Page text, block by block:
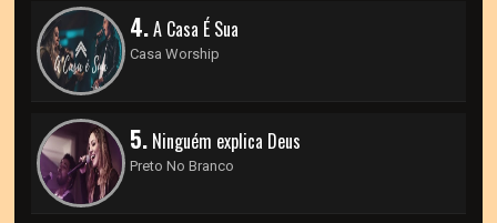
4.A Casa É Sua
Casa Worship
5. Ninguém explica Deus
Preto No Branco